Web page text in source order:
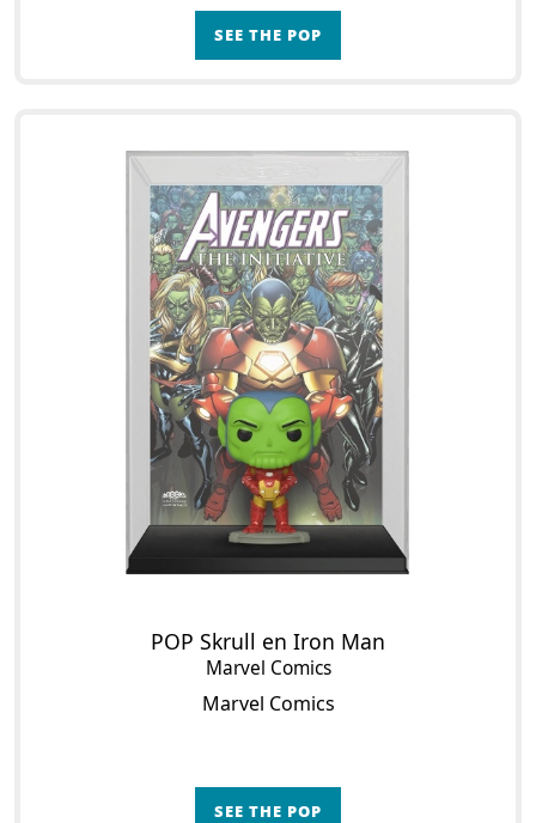
SEE THE POP
POP Skrull en Iron Man
Marvel Comics
Marvel Comics
SEE THE POP